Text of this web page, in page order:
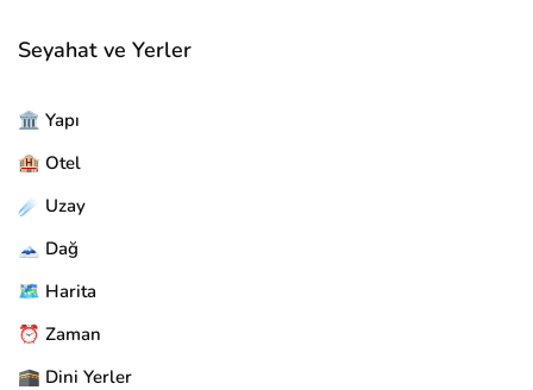
Seyahat ve Yerler
🏛️ Yapı
🏨 Otel
☄️ Uzay
🗻 Dağ
🗺️ Harita
⏰ Zaman
🕋 Dini Yerler